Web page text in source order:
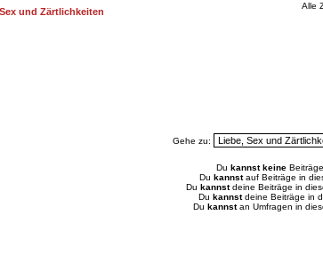
und Zärtlichkeiten
Alle
Gehe zu:
Du kannst keine
Du kannstauf Beiträge in
Du kannstdeine Beiträge in
Du kannstdeine Beiträge in
Du kannstan Umfragen in